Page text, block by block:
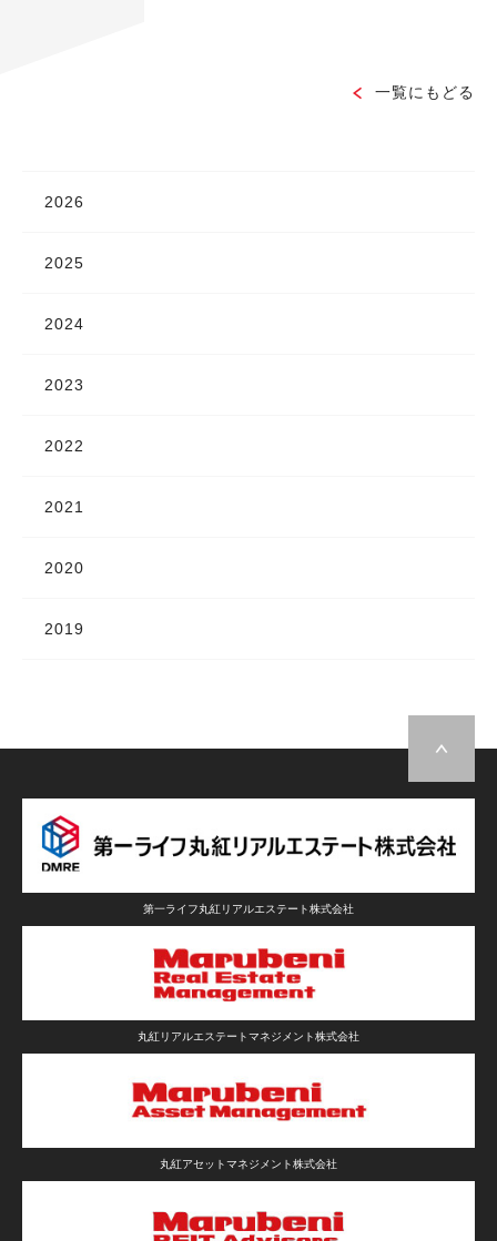
一覧にもどる
2026
2025
2024
2023
2022
2021
2020
2019
第一ライフ丸紅リアルエステート株式会社
丸紅リアルエステートマネジメント株式会社
丸紅アセットマネジメント株式会社